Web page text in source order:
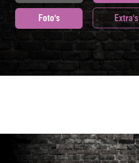
Foto's Extra's